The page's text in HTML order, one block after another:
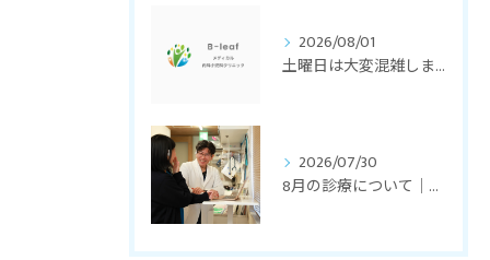
2026/08/01
土曜日は大変混雑します。
2026/07/30
8月の診療について｜休日診療・お盆期間中の診療・皮膚のお悩み相談